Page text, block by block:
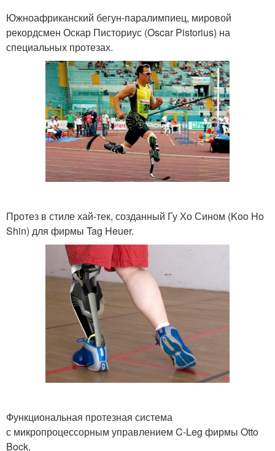
Южноафриканский бегун-паралимпиец, мировой
рекордсмен Оскар Писториус (Oscar Pistorius) на
специальных протезах.
Протез в стиле хай-тек, созданный Гу Хо Сином (Koo Ho
Shin) для фирмы Tag Heuer.
Функциональная протезная система
с микропроцессорным управлением C-Leg фирмы Otto
Bock.